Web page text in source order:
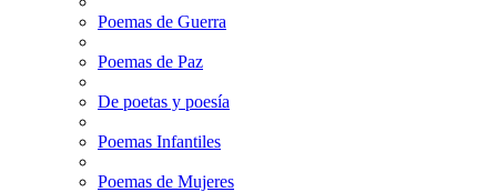
Poemas de Guerra
Poemas de Paz
De poetas y poesía
Poemas Infantiles
Poemas de Mujeres